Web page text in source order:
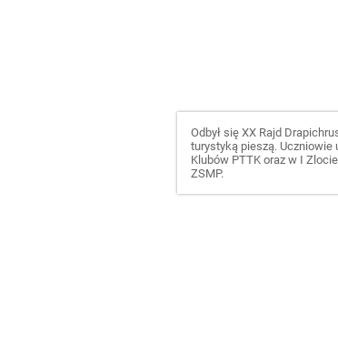
Odbył się XX Rajd
turystyką pieszą.
Klubów PTTK oraz w I
ZSMP.